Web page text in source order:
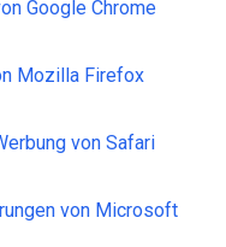
Google Chrome
Mozilla Firefox
von Safari
von Microsoft